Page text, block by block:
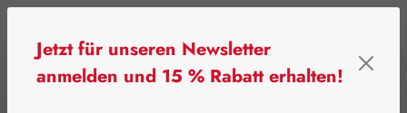
Jetzt für unseren Newsletter
anmelden und 15 % Rabatt erhalten!